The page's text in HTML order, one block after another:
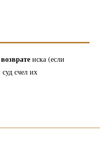
возврате иска (если
счел их